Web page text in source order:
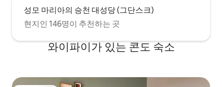
성모 마리아의 승천 대성당 (그단스크)
현지인 146명이 추천하는 곳
와이파이가 있는 콘도 숙소